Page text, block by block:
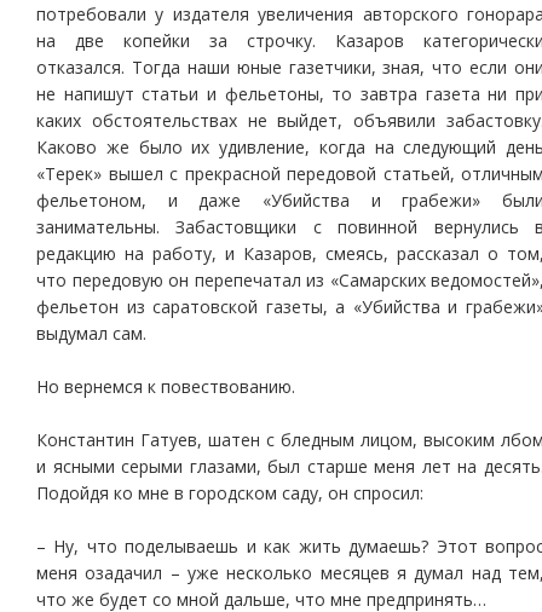
потребовали у издателя увеличения авторского
на две копейки за строчку. Казаров
отказался. Тогда наши юные газетчики, зная, что если
не напишут статьи и фельетоны, то завтра газета ни
каких обстоятельствах не выйдет, объявили
Каково же было их удивление, когда на следующий
«Терек» вышел с прекрасной передовой статьей,
фельетоном, и даже «Убийства и грабежи»
занимательны. Забастовщики с повинной вернулись
редакцию на работу, и Казаров, смеясь, рассказал о
что передовую он перепечатал из «Самарских
фельетон из саратовской газеты, а «Убийства и
выдумал сам.
Но вернемся к повествованию.
Константин Гатуев, шатен с бледным лицом, высоким
и ясными серыми глазами, был старше меня лет на
Подойдя ко мне в городском саду, он спросил:
– Ну, что поделываешь и как жить думаешь? Этот
меня озадачил – уже несколько месяцев я думал над
что же будет со мной дальше, что мне предпринять…